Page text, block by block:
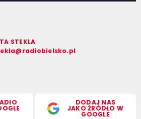
STEKLA
DODAJ NAS
JAKO ŹRÓDŁO W
GOOGLE